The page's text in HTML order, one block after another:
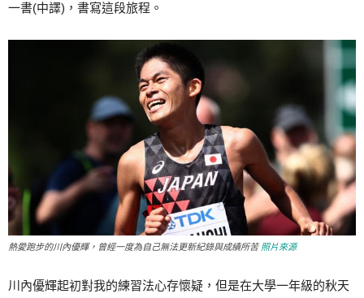
一書(中譯)，書寫這段旅程。
熱愛跑步的川內優輝，曾經一度為自己無法更新紀錄與成績所苦 照片來源
川內優輝起初對我的練習法心存懷疑，但是在大學一年級的秋天